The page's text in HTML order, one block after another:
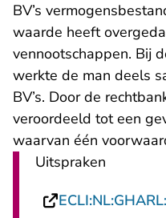
BV’s
waarde heeft
vennootschappen. Bij
werkte de man deels
BV’s. Door de
veroordeeld tot een
waarvan één
Uitspraken